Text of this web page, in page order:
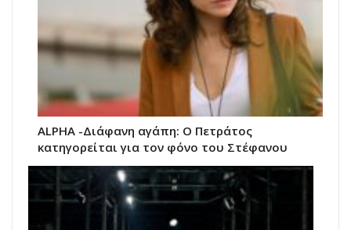
ALPHA -Διάφανη αγάπη: Ο Πετράτος
κατηγορείται για τον φόνο του Στέφανου